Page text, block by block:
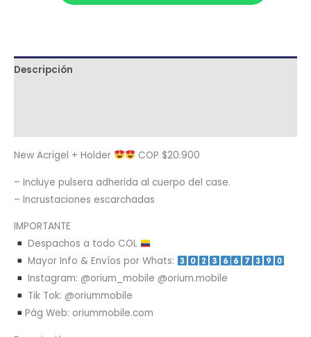
Descripción
New Acrigel + Holder COP $20.900
– Incluye pulsera adherida al cuerpo del case.
– Incrustaciones escarchadas
IMPORTANTE
Despachos a todo COL
Mayor Info & Envíos por Whats:
Instagram: @orium_mobile @orium.mobile
Tik Tok: @oriummobile
Pág Web: oriummobile.com